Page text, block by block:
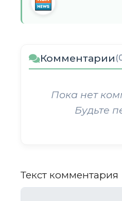
Комментарии
Пока нет
Будьте
Текст комментария